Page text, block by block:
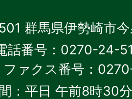
群馬県伊勢崎市
話番号：0270-24-
ファクス番号：
：平日 午前8時30